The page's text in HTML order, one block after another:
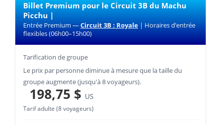
Billet Premium pour le Circuit 3B du Machu
Picchu |
Entrée Premium —Circuit 3B : Royale | Horaires d’entrée
flexibles (06h00–15h00)
Tarification de groupe
Le prix par personne diminue à mesure que la taille du
groupe augmente (jusqu'à 8 voyageurs).
198,75 $ US
Tarif adulte (8 voyageurs)